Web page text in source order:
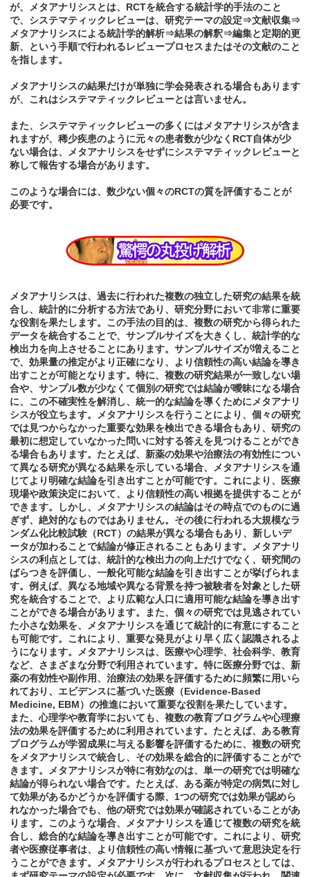
が、メタアナリシスとは、RCTを統合する統計学的手法のこと
で、システマティックレビューは、研究テーマの設定⇒文献収集⇒
メタアナリシスによる統計学的解析⇒結果の解釈⇒編集と定期的更
新、という手順で行われるレビュープロセスまたはその文献のこと
を指します。
メタアナリシスの結果だけが単独に学会発表される場合もあります
が、これはシステマティックレビューとは言いません。
また、システマティックレビューの多くにはメタアナリシスが含ま
れますが、稀少疾患のように元々の患者数が少なくRCT自体が少
ない場合は、メタアナリシスをせずにシステマティックレビューと
称して報告する場合があります。
このような場合には、数少ない個々のRCTの質を評価することが
必要です。
メタアナリシスは、過去に行われた複数の独立した研究の結果を統
合し、統計的に分析する方法であり、研究分野において非常に重要
な役割を果たします。この手法の目的は、複数の研究から得られた
データを統合することで、サンプルサイズを大きくし、統計学的な
検出力を向上させることにあります。サンプルサイズが増えること
で、効果量の推定がより正確になり、より信頼性の高い結論を導き
出すことが可能となります。特に、複数の研究結果が一致しない場
合や、サンプル数が少なくて個別の研究では結論が曖昧になる場合
に、この不確実性を解消し、統一的な結論を導くためにメタアナリ
シスが役立ちます。メタアナリシスを行うことにより、個々の研究
では見つからなかった重要な効果を検出できる場合もあり、研究の
最初に想定していなかった問いに対する答えを見つけることができ
る場合もあります。たとえば、新薬の効果や治療法の有効性につい
て異なる研究が異なる結果を示している場合、メタアナリシスを通
じてより明確な結論を引き出すことが可能です。これにより、医療
現場や政策決定において、より信頼性の高い根拠を提供することが
できます。しかし、メタアナリシスの結論はその時点でのものに過
ぎず、絶対的なものではありません。その後に行われる大規模なラ
ンダム化比較試験（RCT）の結果が異なる場合もあり、新しいデ
ータが加わることで結論が修正されることもあります。メタアナリ
シスの利点としては、統計的な検出力の向上だけでなく、研究間の
ばらつきを評価し、一般化可能な結論を引き出すことが挙げられま
す。例えば、異なる地域や異なる背景を持つ被験者を対象とした研
究を統合することで、より広範な人口に適用可能な結論を導き出す
ことができる場合があります。また、個々の研究では見逃されてい
た小さな効果を、メタアナリシスを通じて統計的に有意にすること
も可能です。これにより、重要な発見がより早く広く認識されるよ
うになります。メタアナリシスは、医療や心理学、社会科学、教育
など、さまざまな分野で利用されています。特に医療分野では、新
薬の有効性や副作用、治療法の効果を評価するために頻繁に用いら
れており、エビデンスに基づいた医療（Evidence-Based
Medicine, EBM）の推進において重要な役割を果たしています。
また、心理学や教育学においても、複数の教育プログラムや心理療
法の効果を評価するために利用されています。たとえば、ある教育
プログラムが学習成果に与える影響を評価するために、複数の研究
をメタアナリシスで統合し、その効果を総合的に評価することがで
きます。メタアナリシスが特に有効なのは、単一の研究では明確な
結論が得られない場合です。たとえば、ある薬が特定の病気に対し
て効果があるかどうかを評価する際、1つの研究では効果が認めら
れなかった場合でも、他の研究では効果が確認されていることがあ
ります。このような場合、メタアナリシスを通じて複数の研究を統
合し、総合的な結論を導き出すことが可能です。これにより、研究
者や医療従事者は、より信頼性の高い情報に基づいて意思決定を行
うことができます。メタアナリシスが行われるプロセスとしては、